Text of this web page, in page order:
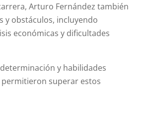
Arturo Fernández también
y obstáculos, incluyendo
económicas y dificultades
y habilidades
superar estos